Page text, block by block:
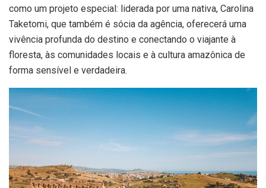
como um projeto especial: liderada por uma nativa, Carolina
Taketomi, que também é sócia da agência, oferecerá uma
vivência profunda do destino e conectando o viajante à
floresta, às comunidades locais e à cultura amazônica de
forma sensível e verdadeira.